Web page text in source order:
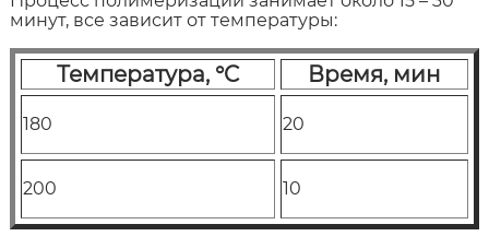
минут, все зависит от температуры:
Температура, °C Время, мин
180 20
200 10